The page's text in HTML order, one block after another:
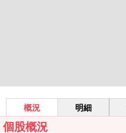
概況 明細
個股概況